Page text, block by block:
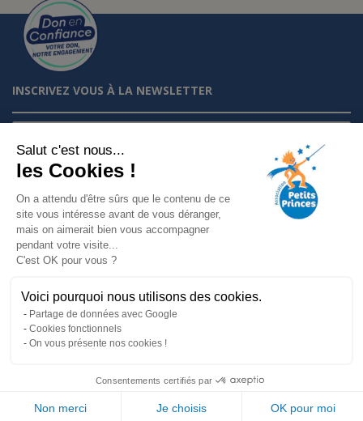
Salut c'est nous...
les Cookies !
On a attendu d'être sûrs que le contenu de ce
site vous intéresse avant de vous déranger,
mais on aimerait bien vous accompagner
pendant votre visite...
C'est OK pour vous ?
Voici pourquoi nous utilisons des cookies.
Partage de données avec Google
Cookies fonctionnels
On vous présente nos cookies !
Consentements certifiés par
Non merci Je choisis OK pour moi
INSCRIVEZ VOUS À LA NEWSLETTER
Suivez nous sur :
Mentions légales
Politique de confidentialité
66, avenue du Maine, 75014 Paris – Tél. :01 43 35 49 00